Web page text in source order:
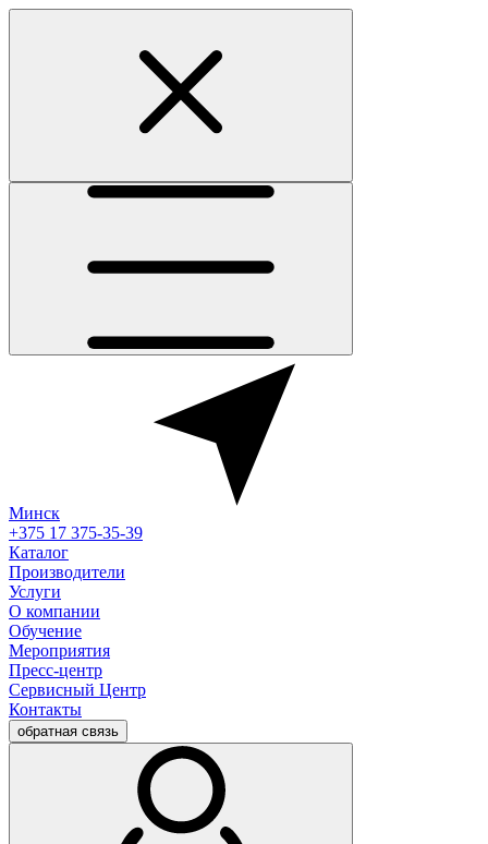
Минск
+375 17 375-35-39
Каталог
Производители
Услуги
О компании
Обучение
Мероприятия
Пресс-центр
Сервисный Центр
Контакты
обратная связь